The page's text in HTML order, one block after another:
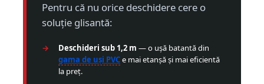
Pentru că nu orice deschidere cere o
soluție glisantă:
Deschideri sub 1,2 m — o ușă batantă din
gama de uși PVCe mai etanșă și mai eficientă
la preț.